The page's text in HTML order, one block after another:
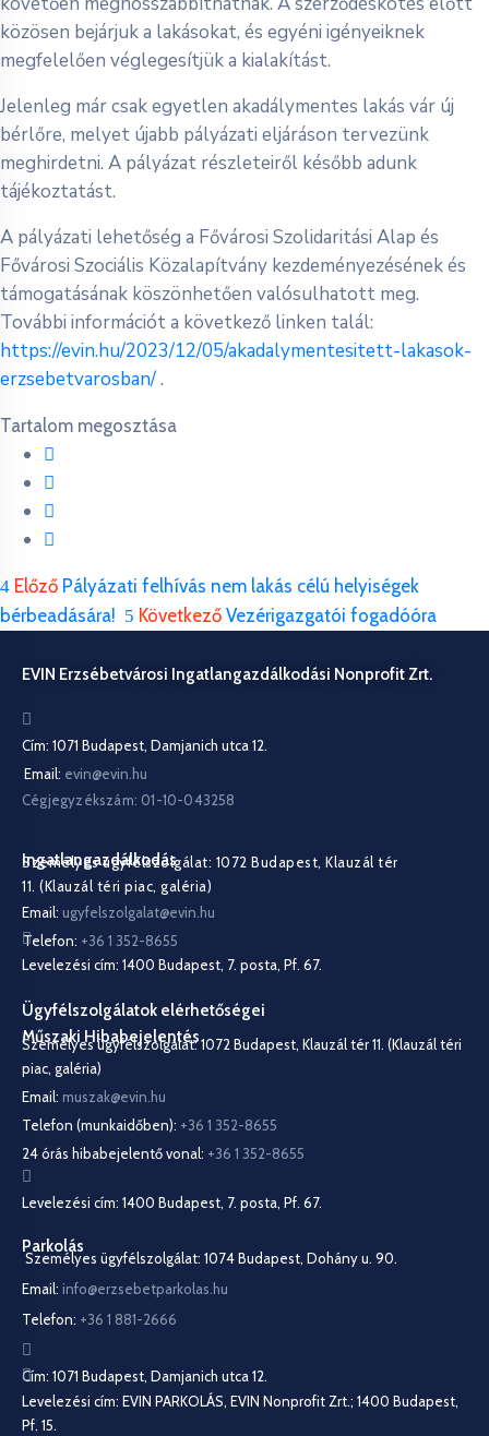
közösen bejárjuk a lakásokat, és egyéni igényeiknek
megfelelően véglegesítjük a kialakítást.
Jelenleg már csak egyetlen akadálymentes lakás vár új
bérlőre, melyet újabb pályázati eljáráson tervezünk
meghirdetni. A pályázat részleteiről később adunk
tájékoztatást.
A pályázati lehetőség a Fővárosi Szolidaritási Alap és
Fővárosi Szociális Közalapítvány kezdeményezésének és
támogatásának köszönhetően valósulhatott meg.
További információt a következő linken talál:
https://evin.hu/2023/12/05/akadalymentesitett-lakasok-
erzsebetvarosban/.
Tartalom megosztása
Előző Pályázati felhívás nem lakás célú helyiségek
bérbeadására!
Következő Vezérigazgatói fogadóóra
EVIN Erzsébetvárosi Ingatlangazdálkodási Nonprofit Zrt.
Cím: 1071 Budapest, Damjanich utca 12.
Email: evin@evin.hu
Cégjegyzékszám: 01-10-043258
Ingatlangazdálkodás
Személyes ügyfélszolgálat: 1072 Budapest, Klauzál tér
11. (Klauzál téri piac, galéria)
Email: ugyfelszolgalat@evin.hu
Telefon: +36 1 352-8655
Levelezési cím: 1400 Budapest, 7. posta, Pf. 67.
Ügyfélszolgálatok elérhetőségei
Műszaki Hibabejelentés
Személyes ügyfélszolgálat: 1072 Budapest, Klauzál tér 11. (Klauzál téri
piac, galéria)
Email: muszak@evin.hu
Telefon (munkaidőben): +36 1 352-8655
24 órás hibabejelentő vonal: +36 1 352-8655
Levelezési cím: 1400 Budapest, 7. posta, Pf. 67.
Parkolás
Személyes ügyfélszolgálat: 1074 Budapest, Dohány u. 90.
Email: info@erzsebetparkolas.hu
Telefon: +36 1 881-2666
Cím: 1071 Budapest, Damjanich utca 12.
Levelezési cím: EVIN PARKOLÁS, EVIN Nonprofit Zrt.; 1400 Budapest,
Pf. 15.